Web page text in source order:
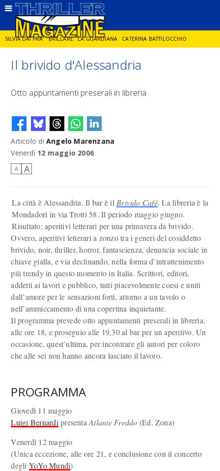
SILVIA DAI PRA' BRILLARE LA GUARDIANA CATERINA BATTILOCCHIO
JORGE DIAZ LA SPIA DELITTO IN CORNICE GIANCARLO DE CATALDO
Il brivido d'Alessandria
Otto appuntamenti preserali in libreria
Articolo di Angelo Marenzana
Venerdì 12 maggio 2006
A A
La città è Alessandria. Il bar è il Brivido Café. La libreria è la
Mondadori in via Trotti 58. Il periodo maggio giugno.
Risultato: aperitivi letterari per una primavera da brivido.
Ovvero, aperitivi letterari a zonzo tra i generi del cosiddetto
brivido, noir, thriller, horror, fantascienza, denuncia sociale in
chiave gialla, e via declinando, nella forma d’intrattenimento
più trendy in questo momento in Italia. Scrittori, editori,
addetti ai lavori e pubblico, tutti piacevolmente coesi e uniti
dall’amore per le sensazioni forti, attorno a un tavolo o
nell’ammiccamento di una copertina inquietante.
Il programma prevede otto appuntamenti preserali in libreria,
alle ore 18, e proseguio alle 19,30 al bar per un aperitivo. Un
occasione, quest’ultima, per incontrare gli autori per coloro
che alle sei non hanno ancora lasciato il lavoro.
PROGRAMMA
Giovedì 11 maggio
Luigi Bernardi presentaAtlante Freddo (Ed. Zona)
Venerdì 12 maggio
(Unica eccezione, alle ore 21, e conclusione con il concerto
degli YoYo Mundi)